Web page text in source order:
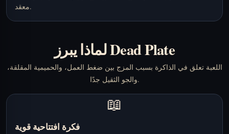
معقد.
لماذا يبرز Dead Plate
اللعبة تعلق في الذاكرة بسبب المزج بين ضغط العمل، والحميمية المقلقة،
والجو الثقيل جدًا.
📖
فكرة افتتاحية قوية